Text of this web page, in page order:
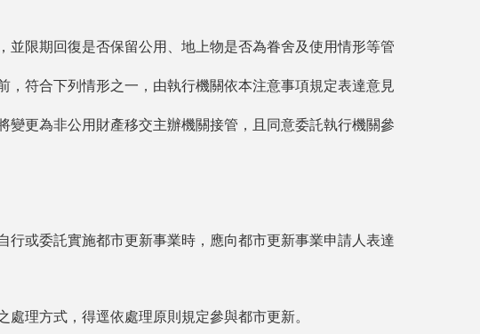
限期回復是否保留公用、地上物是否為眷舍及使用情形等管
符合下列情形之一，由執行機關依本注意事項規定表達意見
變更為非公用財產移交主辦機關接管，且同意委託執行機關參
或委託實施都市更新事業時，應向都市更新事業申請人表達
理方式，得逕依處理原則規定參與都市更新。